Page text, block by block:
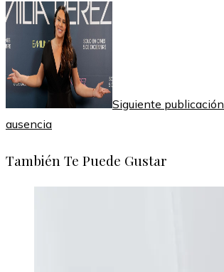
Siguiente publicación
ausencia
También Te Puede Gustar